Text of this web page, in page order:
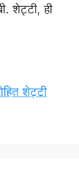
शेट्टी, ही
शेट्टी